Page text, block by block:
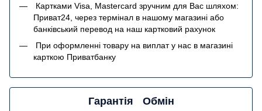
Картками Visa, Mastercard зручним для Вас шляхом:
Приват24, через термінал в нашому магазині або
банківський перевод на наш картковий рахунок
При оформленні товару на виплат у нас в магазині
карткою Приватбанку
Гарантія Обмін